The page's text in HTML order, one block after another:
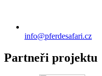
info@pferdesafari.cz
Partneři projektu